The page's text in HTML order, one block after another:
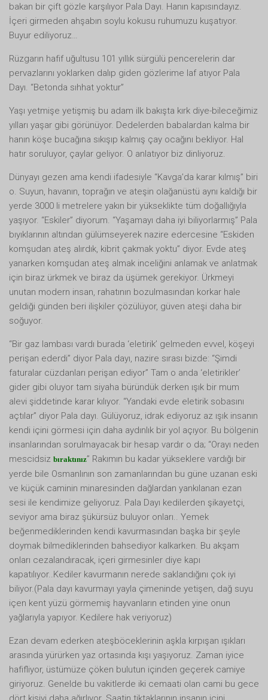
bakan bir çift gözle karşılıyor Pala Dayı. Hanın kapısındayız.
İçeri girmeden ahşabın soylu kokusu ruhumuzu kuşatıyor.
Buyur ediliyoruz…
Rüzgarın hafif uğultusu 101 yıllık sürgülü pencerelerin dar
pervazlarını yoklarken dalıp giden gözlerime laf atıyor Pala
Dayı. “Betonda sıhhat yoktur”
Yaşı yetmişe yetişmiş bu adam ilk bakışta kırk diye-bileceğimiz
yılları yaşar gibi görünüyor. Dedelerden babalardan kalma bir
hanın köşe bucağına sıkışıp kalmış çay ocağını bekliyor. Hal
hatır soruluyor, çaylar geliyor. O anlatıyor biz dinliyoruz.
Dünyayı gezen ama kendi ifadesiyle “Kavga’da karar kılmış” biri
o. Suyun, havanın, toprağın ve ateşin olağanüstü aynı kaldığı bir
yerde 3000 li metrelere yakın bir yükseklikte tüm doğallığıyla
yaşıyor. “Eskiler” diyorum. “Yaşamayı daha iyi biliyorlarmış” Pala
bıyıklarının altından gülümseyerek nazire edercesine “Eskiden
komşudan ateş alırdık, kibrit çakmak yoktu” diyor. Evde ateş
yanarken komşudan ateş almak inceliğini anlamak ve anlatmak
için biraz ürkmek ve biraz da üşümek gerekiyor. Ürkmeyi
unutan modern insan, rahatının bozulmasından korkar hale
geldiği günden beri ilişkiler çözülüyor, güven ateşi daha bir
soğuyor.
“Bir gaz lambası vardı burada ‘eletirik’ gelmeden evvel, köşeyi
perişan ederdi” diyor Pala dayı, nazire sırası bizde: “Şimdi
faturalar cüzdanları perişan ediyor” Tam o anda ‘eletirikler’
gider gibi oluyor tam siyaha büründük derken ışık bir mum
alevi şiddetinde karar kılıyor. “Yandaki evde eletirik sobasını
açtılar” diyor Pala dayı. Gülüyoruz, idrak ediyoruz az ışık insanın
kendi içini görmesi için daha aydınlık bir yol açıyor. Bu bölgenin
insanlarından sorulmayacak bir hesap vardır o da; “Orayı neden
mescidsiz bıraktınız” Rakımın bu kadar yükseklere vardığı bir
yerde bile Osmanlının son zamanlarından bu güne uzanan eski
ve küçük caminin minaresinden dağlardan yankılanan ezan
sesi ile kendimize geliyoruz. Pala Dayı kedilerden şikayetçi,
seviyor ama biraz şükürsüz buluyor onları.. Yemek
beğenmediklerinden kendi kavurmasından başka bir şeyle
doymak bilmediklerinden bahsediyor kalkarken. Bu akşam
onları cezalandıracak, içeri girmesinler diye kapı
kapatılıyor..Kediler kavurmanın nerede saklandığını çok iyi
biliyor.(Pala dayı kavurmayı yayla çimeninde yetişen, dağ suyu
içen kent yüzü görmemiş hayvanların etinden yine onun
yağlarıyla yapıyor. Kedilere hak veriyoruz)
Ezan devam ederken ateşböceklerinin aşkla kırpışan ışıkları
arasında yürürken yaz ortasında kışı yaşıyoruz. Zaman iyice
hafifliyor, üstümüze çöken bulutun içinden geçerek camiye
giriyoruz. Genelde bu vakitlerde iki cemaati olan cami bu gece